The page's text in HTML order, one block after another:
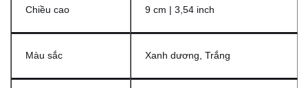
Chiều cao 9 cm | 3,54 inch
Màu sắc Xanh dương, Trắng